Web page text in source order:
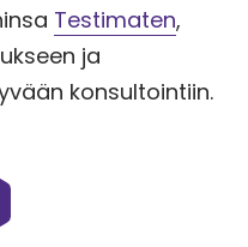
Testimaten,
ja
konsultointiin.